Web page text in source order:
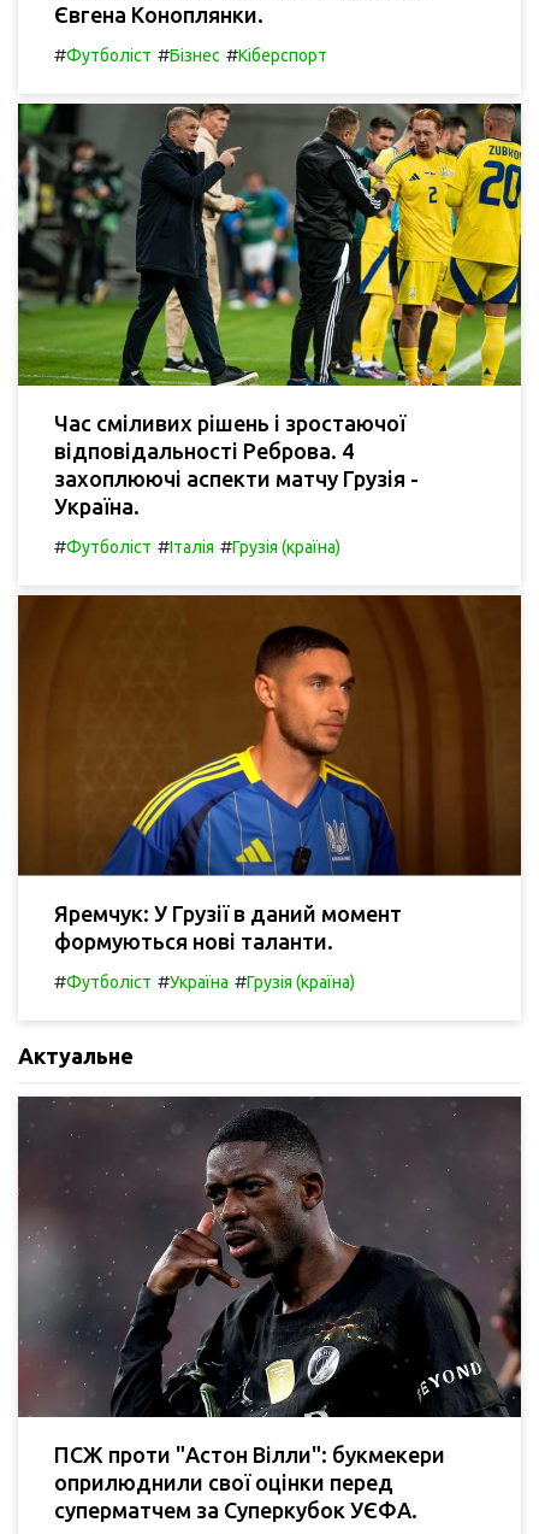
Євгена Коноплянки.
#Футболіст #Бізнес #Кіберспорт
Час сміливих рішень і зростаючої
відповідальності Реброва. 4
захоплюючі аспекти матчу Грузія -
Україна.
#Футболіст #Італія #Грузія (країна)
Яремчук: У Грузії в даний момент
формуються нові таланти.
#Футболіст #Україна #Грузія (країна)
Актуальне
ПСЖ проти "Астон Вілли": букмекери
оприлюднили свої оцінки перед
суперматчем за Суперкубок УЄФА.